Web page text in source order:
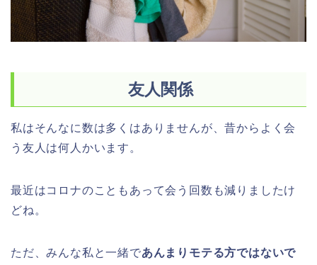
友人関係
私はそんなに数は多くはありませんが、昔からよく会
う友人は何人かいます。
最近はコロナのこともあって会う回数も減りましたけ
どね。
ただ、みんな私と一緒であんまりモテる方ではないで